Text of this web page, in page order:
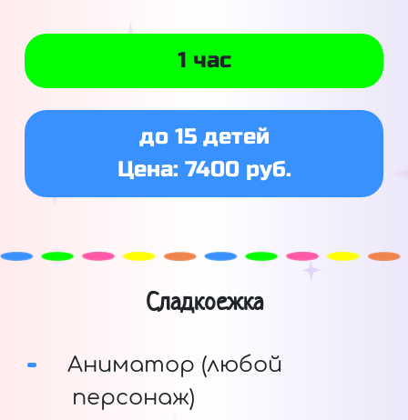
1 час
до 15 детей
Цена: 7400 руб.
Сладкоежка
Аниматор (любой
персонаж)